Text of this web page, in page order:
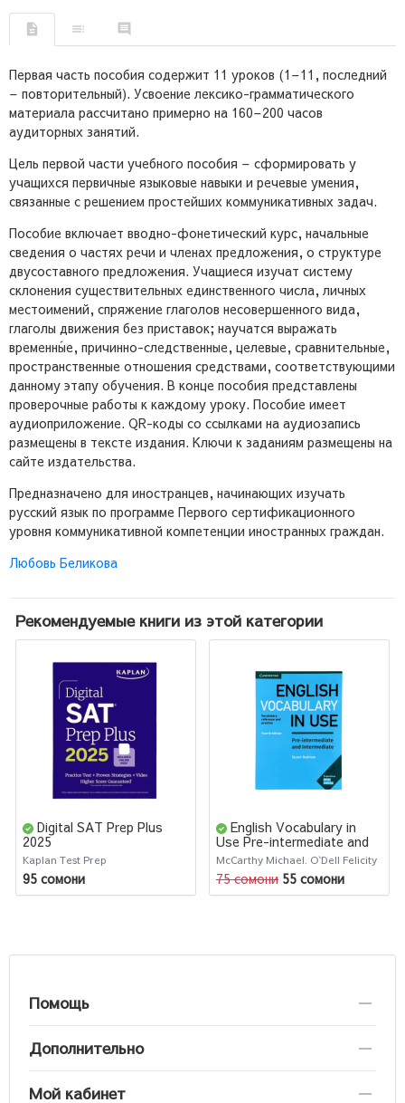
Первая часть пособия содержит 11 уроков (1–11, последний
– повторительный). Усвоение лексико-грамматического
материала рассчитано примерно на 160–200 часов
аудиторных занятий.
Цель первой части учебного пособия – сформировать у
учащихся первичные языковые навыки и речевые умения,
связанные с решением простейших коммуникативных задач.
Пособие включает вводно-фонетический курс, начальные
сведения о частях речи и членах предложения, о структуре
двусоставного предложения. Учащиеся изучат систему
склонения существительных единственного числа, личных
местоимений, спряжение глаголов несовершенного вида,
глаголы движения без приставок; научатся выражать
временны́е, причинно-следственные, целевые, сравнительные,
пространственные отношения средствами, соответствующими
данному этапу обучения. В конце пособия представлены
проверочные работы к каждому уроку. Пособие имеет
аудиоприложение. QR-коды со ссылками на аудиозапись
размещены в тексте издания. Ключи к заданиям размещены на
сайте издательства.
Предназначено для иностранцев, начинающих изучать
русский язык по программе Первого сертификационного
уровня коммуникативной компетенции иностранных граждан.
Любовь Беликова
Рекомендуемые книги из этой категории
Digital SAT Prep Plus
2025
Kaplan Test Prep
95 сомони
English Vocabulary in
Use Pre-intermediate and
Intermediate
McCarthy Michael. O`Dell Felicity
75 сомони 55 сомони
Помощь
Дополнительно
Мой кабинет